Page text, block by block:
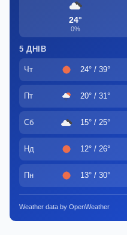
24°
0%
5 ДНІВ
Чт 24° / 39°
Пт 20° / 31°
Сб 15° / 25°
Нд 12° / 26°
Пн 13° / 30°
Weather data by OpenWeather